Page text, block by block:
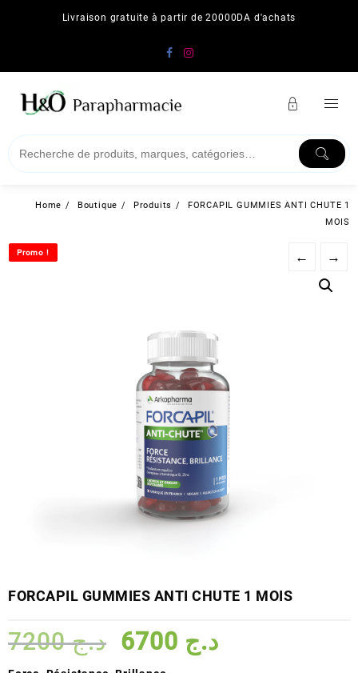
Livraison gratuite à partir de 20000DA d'achats
Home Boutique Produits
FORCAPIL GUMMIES ANTI CHUTE 1
MOIS
Promo ! ← →
FORCAPIL GUMMIES ANTI CHUTE 1 MOIS
د.ج7200 Le
prix
د.ج
Promo !